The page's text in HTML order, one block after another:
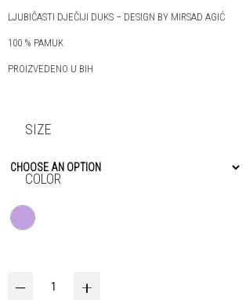
LJUBIČASTI DJEČIJI DUKS – DESIGN BY MIRSAD AGIĆ
100 % PAMUK
PROIZVEDENO U BIH
SIZE
COLOR
‒ +